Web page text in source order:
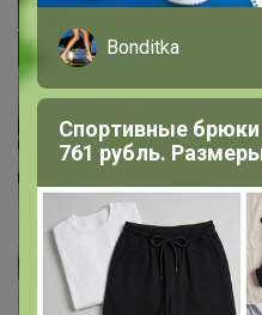
Bonditka
Спортивные брюки
761 рубль.